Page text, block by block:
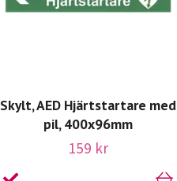
Skylt, AED Hjärtstartare med
pil, 400x96mm
159 kr